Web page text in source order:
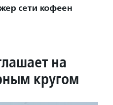
сети кофеен
на
кругом